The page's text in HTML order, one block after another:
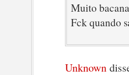
Muito
Fck quando
Unknown